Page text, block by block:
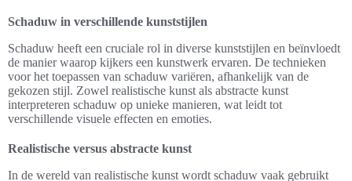
Schaduw in verschillende kunststijlen
Schaduw heeft een cruciale rol in diverse kunststijlen en beïnvloedt
de manier waarop kijkers een kunstwerk ervaren. De technieken
voor het toepassen van schaduw variëren, afhankelijk van de
gekozen stijl. Zowel realistische kunst als abstracte kunst
interpreteren schaduw op unieke manieren, wat leidt tot
verschillende visuele effecten en emoties.
Realistische versus abstracte kunst
In de wereld van realistische kunst wordt schaduw vaak gebruikt